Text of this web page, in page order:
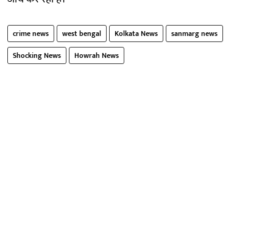
crime news west bengal Kolkata News
sanmarg news
Shocking News
Howrah News